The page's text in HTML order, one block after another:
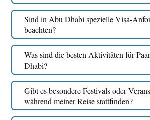
Sind in Abu Dhabi spezielle Visa-
beachten?
Was sind die besten Aktivitäten für
Dhabi?
Gibt es besondere Festivals oder
während meiner Reise stattfinden?